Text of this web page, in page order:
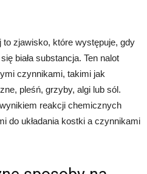
to zjawisko, które występuje, gdy
biała substancja. Ten nalot
czynnikami, takimi jak
pleśń, grzyby, algi lub sól.
reakcji chemicznych
do układania kostki a czynnikami